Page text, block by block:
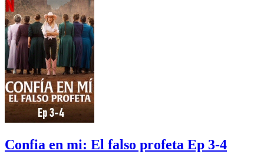
Confia en mi: El falso profeta Ep 3-4